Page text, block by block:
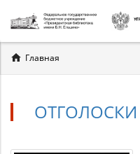
Вы
здесь
Главная